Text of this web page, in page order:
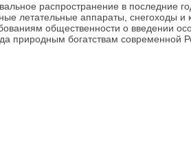
распространение в последние
летательные аппараты,
общественности о введении
природным богатствам современной